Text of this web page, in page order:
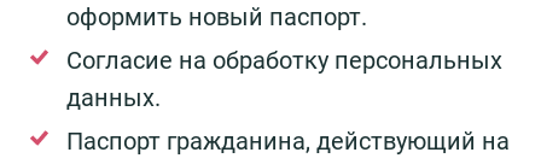
оформить новый паспорт.
Согласие на обработку персональных
данных.
Паспорт гражданина, действующий на